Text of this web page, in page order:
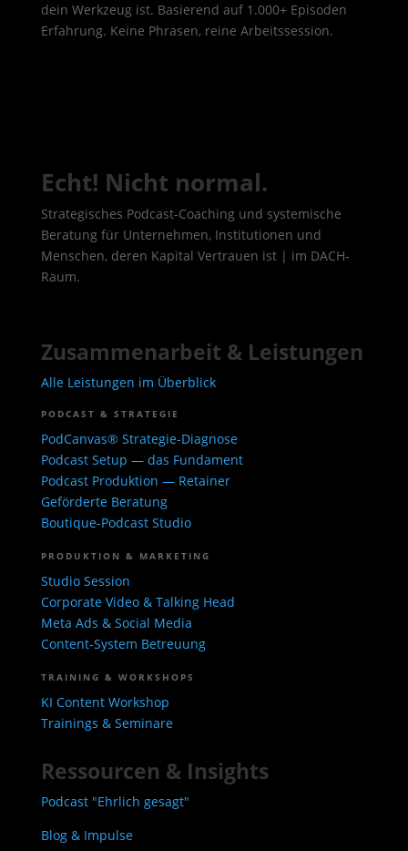
dein Werkzeug ist. Basierend auf 1.000+ Episoden
Erfahrung. Keine Phrasen, reine Arbeitssession.
Echt! Nicht normal.
Strategisches Podcast-Coaching und systemische
Beratung für Unternehmen, Institutionen und
Menschen, deren Kapital Vertrauen ist | im DACH-
Raum.
Zusammenarbeit & Leistungen
Alle Leistungen im Überblick
PODCAST & STRATEGIE
PodCanvas® Strategie-Diagnose
Podcast Setup — das Fundament
Podcast Produktion — Retainer
Geförderte Beratung
Boutique-Podcast Studio
PRODUKTION & MARKETING
Studio Session
Corporate Video & Talking Head
Meta Ads & Social Media
Content-System Betreuung
TRAINING & WORKSHOPS
KI Content Workshop
Trainings & Seminare
Ressourcen & Insights
Podcast "Ehrlich gesagt"
Blog & Impulse